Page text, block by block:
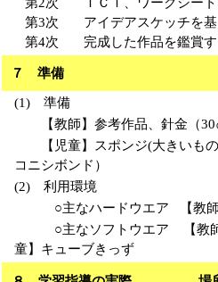
第3次
第4次
アイデアスケッチを
完成した作品を鑑賞す
７ 準備
(1) 準備
【教師】参考作品、針金（30
【児童】スポンジ(大きいもの
コニシボンド）
(2) 利用環境
○主なハードウエア 【教師
○主なソフトウエア 【教師
童】キューブきっず